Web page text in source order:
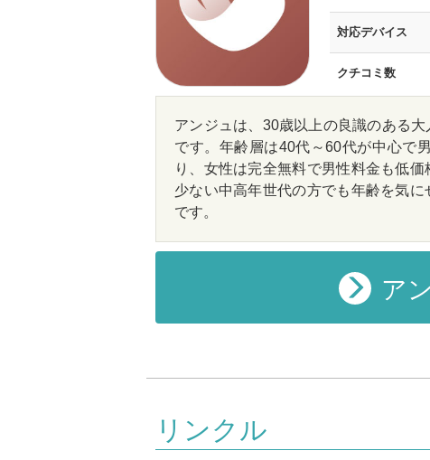
対応デバイス
クチコミ数
アンジュは、30歳以上の良識のある
です。年齢層は40代～60代が中心で
り、女性は完全無料で男性料金も低
少ない中高年世代の方でも年齢を気
です。
ア
リンクル